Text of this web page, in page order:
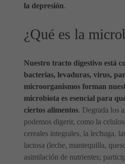
la depresión.
¿Qué es la
Nuestro tracto digestivo está
bacterias, levaduras, virus,
microorganismos forman
microbiota es esencial para
ciertos alimentos. Degrada los
podemos digerir, como la
cereales integrales, la lechuga,
lactosa (leche, mantequilla,
asimilación de nutrientes;